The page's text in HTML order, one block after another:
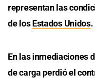
representan las
de losEstados Unidos.
En las inmediaciones
de carga perdió el